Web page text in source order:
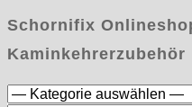
Schornifix
Kaminkehrerzubehör